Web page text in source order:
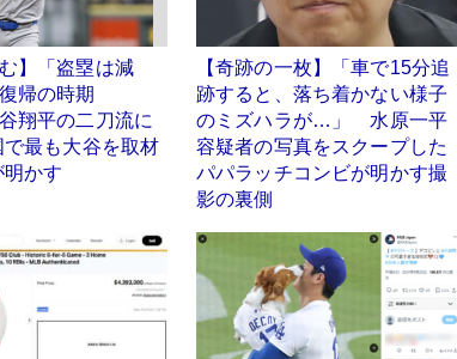
】「盗塁は減
帰の時期
平の二刀流に
で最も大谷を取材
明かす
【奇跡の一枚】「車で15分追
跡すると、落ち着かない様子
のミズハラが…」 水原一平
容疑者の写真をスクープした
パパラッチコンビが明かす撮
影の裏側